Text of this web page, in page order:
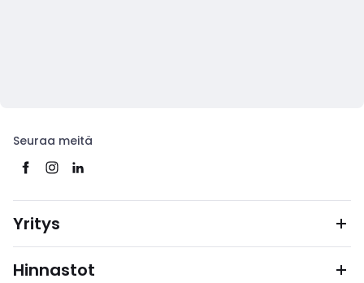
Seuraa meitä
Yritys
Hinnastot